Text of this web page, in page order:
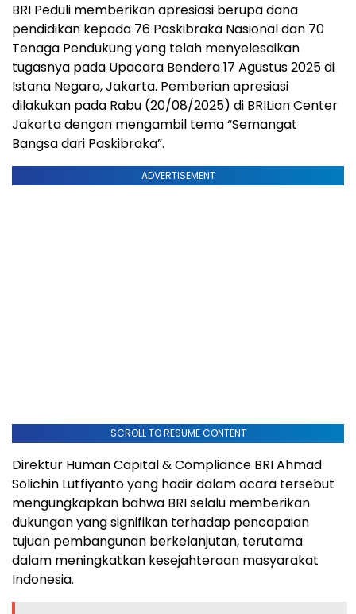
BRI Peduli memberikan apresiasi berupa dana
pendidikan kepada 76 Paskibraka Nasional dan 70
Tenaga Pendukung yang telah menyelesaikan
tugasnya pada Upacara Bendera 17 Agustus 2025 di
Istana Negara, Jakarta. Pemberian apresiasi
dilakukan pada Rabu (20/08/2025) di BRILian Center
Jakarta dengan mengambil tema “Semangat
Bangsa dari Paskibraka”.
ADVERTISEMENT
SCROLL TO RESUME CONTENT
Direktur Human Capital & Compliance BRI Ahmad
Solichin Lutfiyanto yang hadir dalam acara tersebut
mengungkapkan bahwa BRI selalu memberikan
dukungan yang signifikan terhadap pencapaian
tujuan pembangunan berkelanjutan, terutama
dalam meningkatkan kesejahteraan masyarakat
Indonesia.